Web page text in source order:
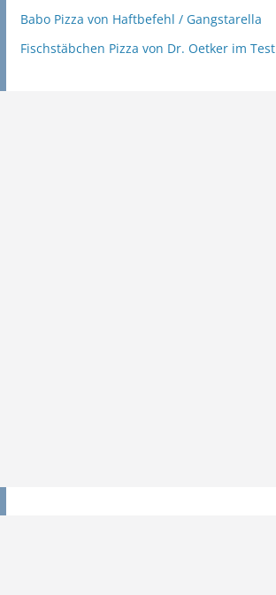
Babo Pizza von Haftbefehl / Gangstarella
Fischstäbchen Pizza von Dr. Oetker im Test